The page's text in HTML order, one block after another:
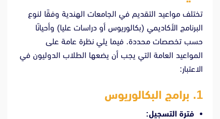
تختلف مواعيد التقديم في الجامعات الهندية وفقًا لنوع
البرنامج الأكاديمي (بكالوريوس أو دراسات عليا) وأحيانًا
حسب تخصصات محددة. فيما يلي نظرة عامة على
المواعيد العامة التي يجب أن يضعها الطلاب الدوليون في
الاعتبار:
1. برامج البكالوريوس
فترة التسجيل: